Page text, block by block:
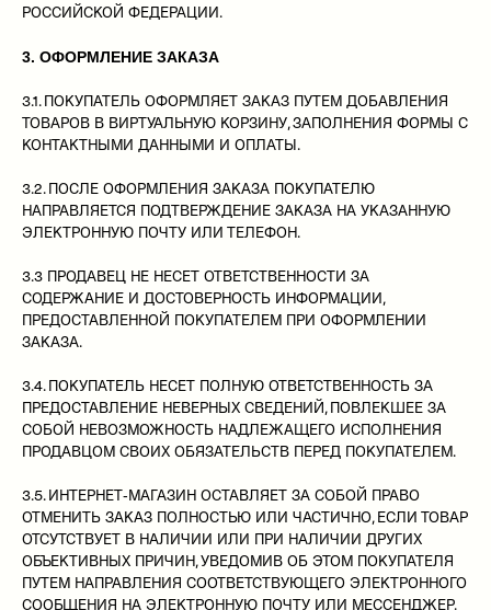
РОССИЙСКОЙ ФЕДЕРАЦИИ.
3. ОФОРМЛЕНИЕ ЗАКАЗА
3.1. ПОКУПАТЕЛЬ ОФОРМЛЯЕТ ЗАКАЗ ПУТЕМ ДОБАВЛЕНИЯ
ТОВАРОВ В ВИРТУАЛЬНУЮ КОРЗИНУ, ЗАПОЛНЕНИЯ ФОРМЫ С
КОНТАКТНЫМИ ДАННЫМИ И ОПЛАТЫ.
3.2. ПОСЛЕ ОФОРМЛЕНИЯ ЗАКАЗА ПОКУПАТЕЛЮ
НАПРАВЛЯЕТСЯ ПОДТВЕРЖДЕНИЕ ЗАКАЗА НА УКАЗАННУЮ
ЭЛЕКТРОННУЮ ПОЧТУ ИЛИ ТЕЛЕФОН.
3.3 ПРОДАВЕЦ НЕ НЕСЕТ ОТВЕТСТВЕННОСТИ ЗА
СОДЕРЖАНИЕ И ДОСТОВЕРНОСТЬ ИНФОРМАЦИИ,
ПРЕДОСТАВЛЕННОЙ ПОКУПАТЕЛЕМ ПРИ ОФОРМЛЕНИИ
ЗАКАЗА.
3.4. ПОКУПАТЕЛЬ НЕСЕТ ПОЛНУЮ ОТВЕТСТВЕННОСТЬ ЗА
ПРЕДОСТАВЛЕНИЕ НЕВЕРНЫХ СВЕДЕНИЙ, ПОВЛЕКШЕЕ ЗА
СОБОЙ НЕВОЗМОЖНОСТЬ НАДЛЕЖАЩЕГО ИСПОЛНЕНИЯ
ПРОДАВЦОМ СВОИХ ОБЯЗАТЕЛЬСТВ ПЕРЕД ПОКУПАТЕЛЕМ.
3.5. ИНТЕРНЕТ-МАГАЗИН ОСТАВЛЯЕТ ЗА СОБОЙ ПРАВО
ОТМЕНИТЬ ЗАКАЗ ПОЛНОСТЬЮ ИЛИ ЧАСТИЧНО, ЕСЛИ ТОВАР
ОТСУТСТВУЕТ В НАЛИЧИИ ИЛИ ПРИ НАЛИЧИИ ДРУГИХ
ОБЪЕКТИВНЫХ ПРИЧИН, УВЕДОМИВ ОБ ЭТОМ ПОКУПАТЕЛЯ
ПУТЕМ НАПРАВЛЕНИЯ СООТВЕТСТВУЮЩЕГО ЭЛЕКТРОННОГО
СООБЩЕНИЯ НА ЭЛЕКТРОННУЮ ПОЧТУ ИЛИ МЕССЕНДЖЕР.